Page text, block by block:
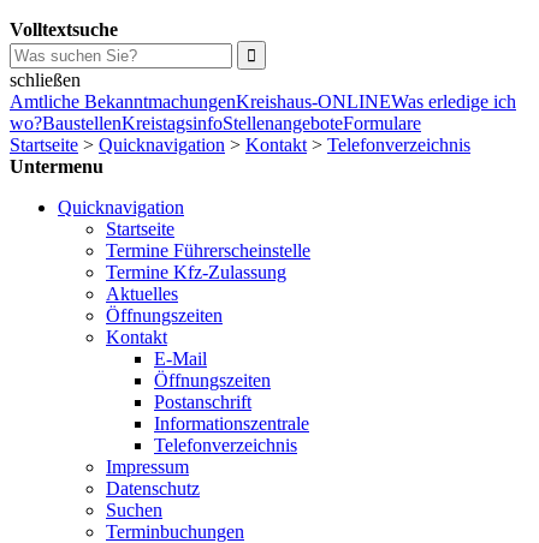
Volltextsuche
schließen
Amtliche BekanntmachungenKreishaus-ONLINEWas erledige ich
wo?BaustellenKreistagsinfoStellenangeboteFormulare
Startseite > Quicknavigation > Kontakt > Telefonverzeichnis
Untermenu
Quicknavigation
Startseite
Termine Führerscheinstelle
Termine Kfz-Zulassung
Aktuelles
Öffnungszeiten
Kontakt
E-Mail
Öffnungszeiten
Postanschrift
Informationszentrale
Telefonverzeichnis
Impressum
Datenschutz
Suchen
Terminbuchungen